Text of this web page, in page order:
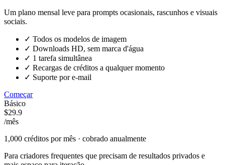
Um plano mensal leve para prompts ocasionais, rascunhos e visuais
sociais.
✓ Todos os modelos de imagem
✓ Downloads HD, sem marca d'água
✓ 1 tarefa simultânea
✓ Recargas de créditos a qualquer momento
✓ Suporte por e-mail
Começar
Básico
$29.9
/mês
1,000 créditos por mês · cobrado anualmente
Para criadores frequentes que precisam de resultados privados e